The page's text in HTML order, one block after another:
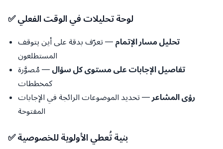
✅ لوحة تحليلات في الوقت الفعلي
تحليل مسار الإتمام — تعرّف بدقة على أين يتوقف
المستطلعون
تفاصيل الإجابات على مستوى كل سؤال — مُصوَّرة
كمخططات
رؤى المشاعر — تحديد الموضوعات الرائجة في الإجابات
المفتوحة
✅ بنية تُعطي الأولوية للخصوصية